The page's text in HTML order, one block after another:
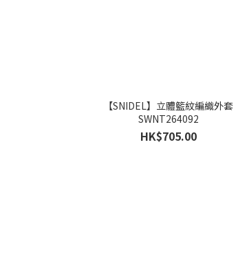
【SNIDEL】立體籃紋編織外套
SWNT264092
HK$705.00